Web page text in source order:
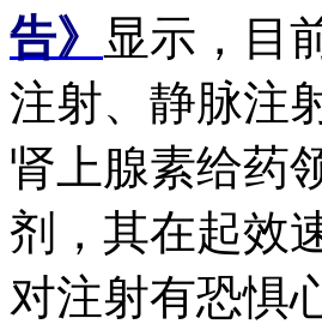
告》 显示，目
注射、静脉注
肾上腺素给药
剂，其在起效
对注射有恐惧